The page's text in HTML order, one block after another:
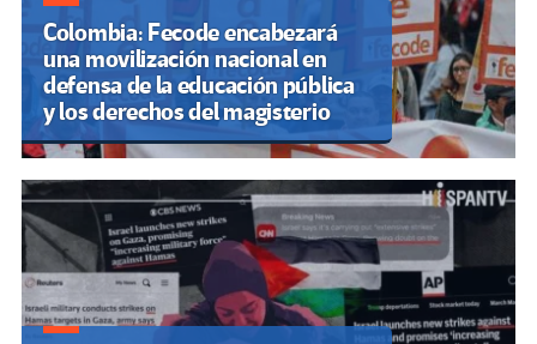
Colombia: Fecode encabezará
una movilización nacional en
defensa de la educación pública
y los derechos del magisterio